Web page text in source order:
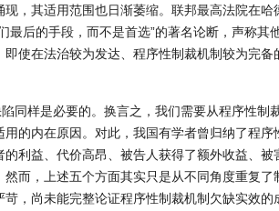
，其适用范围也日渐萎缩。联邦最高法院在哈
最后的手段，而不是首选”的著名论断，声称其
使在法治较为发达、程序性制裁机制较为完备
同样是必要的。换言之，我们需要从程序性制
的内在原因。对此，我国有学者曾归纳了程序
利益、代价高昂、被告人获得了额外收益、被
而，上述五个方面其实只是从不同角度重复了
，尚未能完整论证程序性制裁机制欠缺实效的